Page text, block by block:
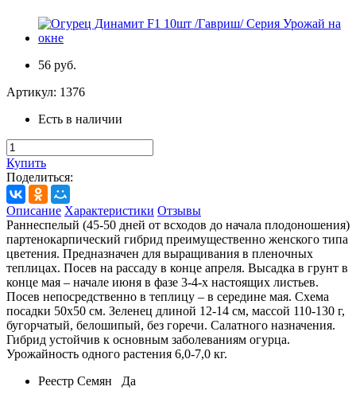
56 руб.
Артикул: 1376
Есть в наличии
Купить
Поделиться:
Описание Характеристики Отзывы
Раннеспелый (45-50 дней от всходов до начала плодоношения)
партенокарпический гибрид преимущественно женского типа
цветения. Предназначен для выращивания в пленочных
теплицах. Посев на рассаду в конце апреля. Высадка в грунт в
конце мая – начале июня в фазе 3-4-х настоящих листьев.
Посев непосредственно в теплицу – в середине мая. Схема
посадки 50х50 см. Зеленец длиной 12-14 см, массой 110-130 г,
бугорчатый, белошипый, без горечи. Салатного назначения.
Гибрид устойчив к основным заболеваниям огурца.
Урожайность одного растения 6,0-7,0 кг.
Реестр Семян
Да